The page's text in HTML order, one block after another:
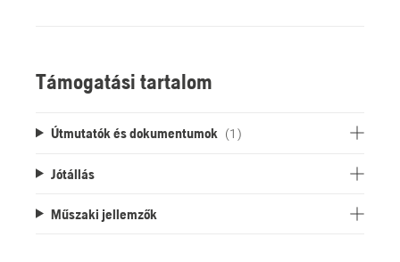
Támogatási tartalom
Útmutatók és dokumentumok (1)
Jótállás
Műszaki jellemzők